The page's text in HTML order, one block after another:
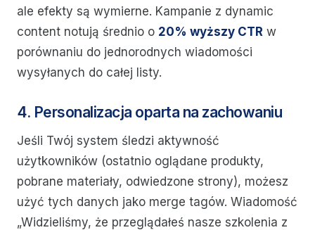
ale efekty są wymierne. Kampanie z dynamic
content notują średnio o 20% wyższy CTR w
porównaniu do jednorodnych wiadomości
wysyłanych do całej listy.
4. Personalizacja oparta na zachowaniu
Jeśli Twój system śledzi aktywność
użytkowników (ostatnio oglądane produkty,
pobrane materiały, odwiedzone strony), możesz
użyć tych danych jako merge tagów. Wiadomość
„Widzieliśmy, że przeglądałeś nasze szkolenia z